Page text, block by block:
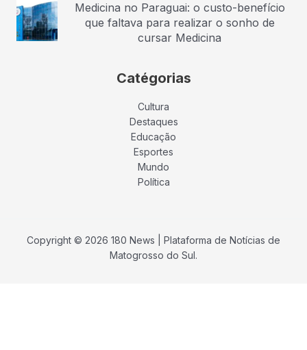
Medicina no Paraguai: o custo-benefício
que faltava para realizar o sonho de
cursar Medicina
Catégorias
Cultura
Destaques
Educação
Esportes
Mundo
Política
Copyright © 2026 180 News | Plataforma de Notícias de
Matogrosso do Sul.